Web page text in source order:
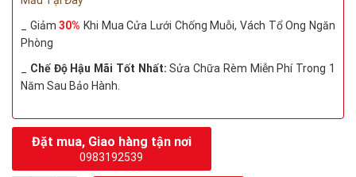
_ Giảm 30% Khi Mua Cửa Lưới Chống Muỗi, Vách Tổ Ong Ngăn
Phòng
Chế Độ Hậu Mãi Tốt Nhất: Sửa Chữa Rèm Miễn Phí Trong 1
Năm Sau Bảo Hành.
Đặt mua, Giao hàng tận nơi
0983192539